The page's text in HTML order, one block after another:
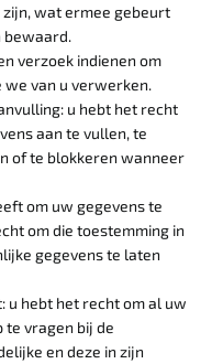
wat ermee gebeurt
bewaard.
verzoek indienen om
we van u verwerken.
u hebt het recht
aan te vullen, te
of te blokkeren wanneer
om uw gegevens te
om die toestemming in
gegevens te laten
u hebt het recht om al uw
te vragen bij de
en deze in zijn